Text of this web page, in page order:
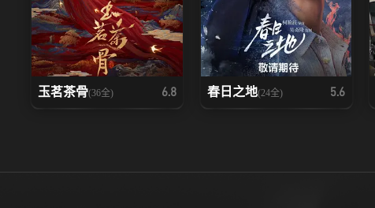
玉茗茶骨(36全) 6.8 春日之地(24全) 5.6